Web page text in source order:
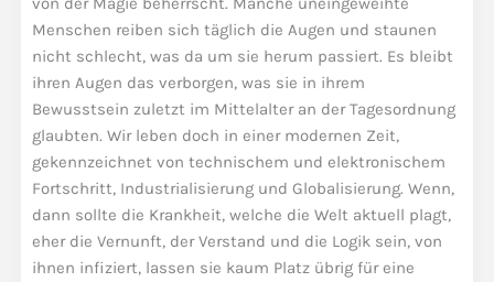
Menschen reiben sich täglich die Augen und staunen
nicht schlecht, was da um sie herum passiert. Es bleibt
ihren Augen das verborgen, was sie in ihrem
Bewusstsein zuletzt im Mittelalter an der Tagesordnung
glaubten. Wir leben doch in einer modernen Zeit,
gekennzeichnet von technischem und elektronischem
Fortschritt, Industrialisierung und Globalisierung. Wenn,
dann sollte die Krankheit, welche die Welt aktuell plagt,
eher die Vernunft, der Verstand und die Logik sein, von
ihnen infiziert, lassen sie kaum Platz übrig für eine